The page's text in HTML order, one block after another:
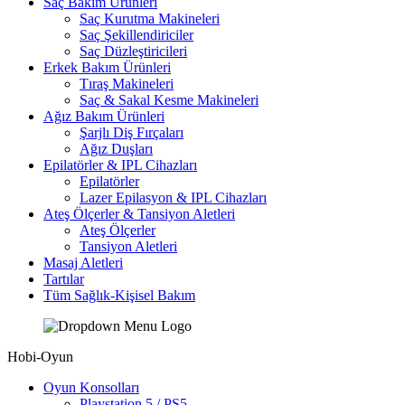
Saç Kurutma Makineleri
Saç Şekillendiriciler
Saç Düzleştiricileri
Erkek Bakım Ürünleri
Tıraş Makineleri
Saç & Sakal Kesme Makineleri
Ağız Bakım Ürünleri
Şarjlı Diş Fırçaları
Ağız Duşları
Epilatörler & IPL Cihazları
Epilatörler
Lazer Epilasyon & IPL Cihazları
Ateş Ölçerler & Tansiyon Aletleri
Ateş Ölçerler
Tansiyon Aletleri
Masaj Aletleri
Tartılar
Tüm Sağlık-Kişisel Bakım
Hobi-Oyun
Oyun Konsolları